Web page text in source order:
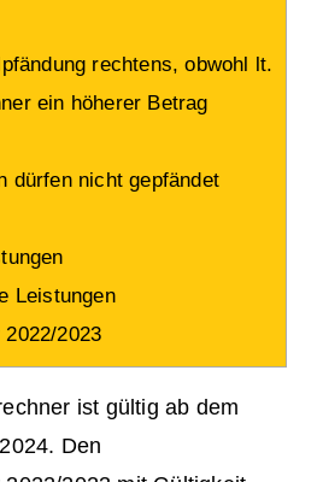
rechtens, obwohl lt.
ein höherer Betrag
dürfen nicht gepfändet
Leistungen
2023
ist gültig ab dem
Den